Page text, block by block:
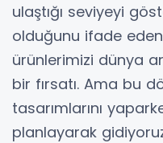
ulaştığı seviyeyi
olduğunu ifade
ürünlerimizi dünya
bir fırsatı. Ama bu
tasarımlarını
planlayarak